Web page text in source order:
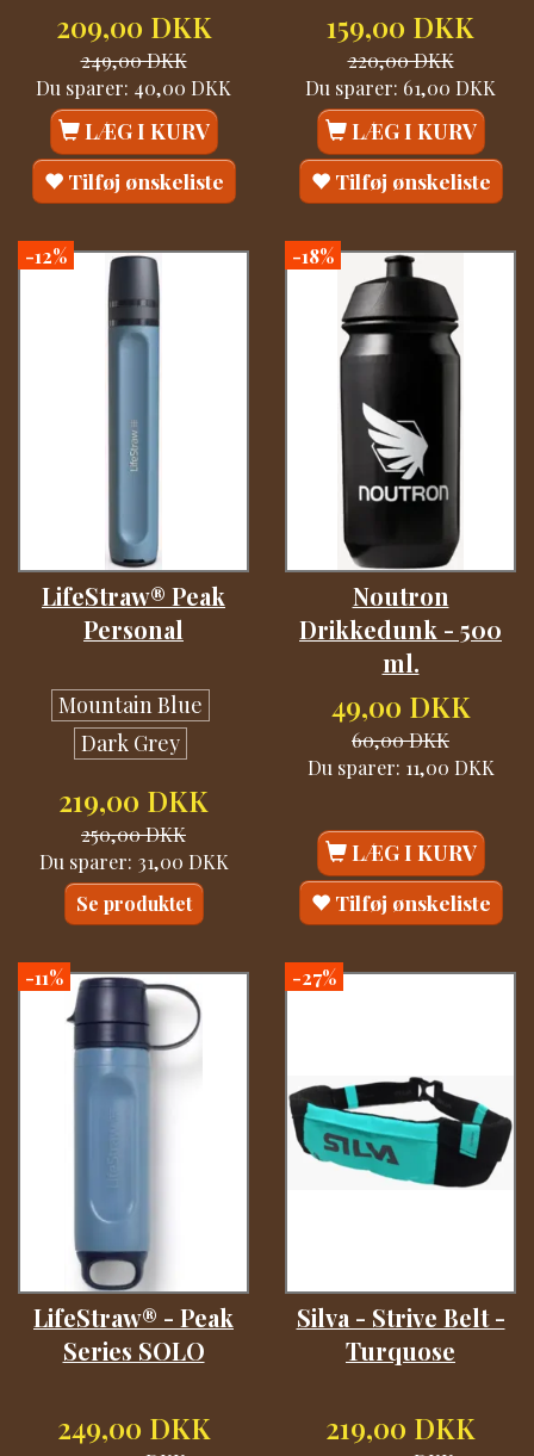
209,00 DKK
249,00 DKK
Du sparer: 40,00 DKK
LÆG I KURV
Tilføj ønskeliste
159,00 DKK
220,00 DKK
Du sparer: 61,00 DKK
LÆG I KURV
Tilføj ønskeliste
-12%
LifeStraw® Peak
Personal
Mountain Blue
Dark Grey
219,00 DKK
250,00 DKK
Du sparer: 31,00 DKK
Se produktet
-18%
Noutron
Drikkedunk - 500
ml.
49,00 DKK
60,00 DKK
Du sparer: 11,00 DKK
LÆG I KURV
Tilføj ønskeliste
-11%
LifeStraw® - Peak
Series SOLO
249,00 DKK
-27%
Silva - Strive Belt -
Turquose
219,00 DKK